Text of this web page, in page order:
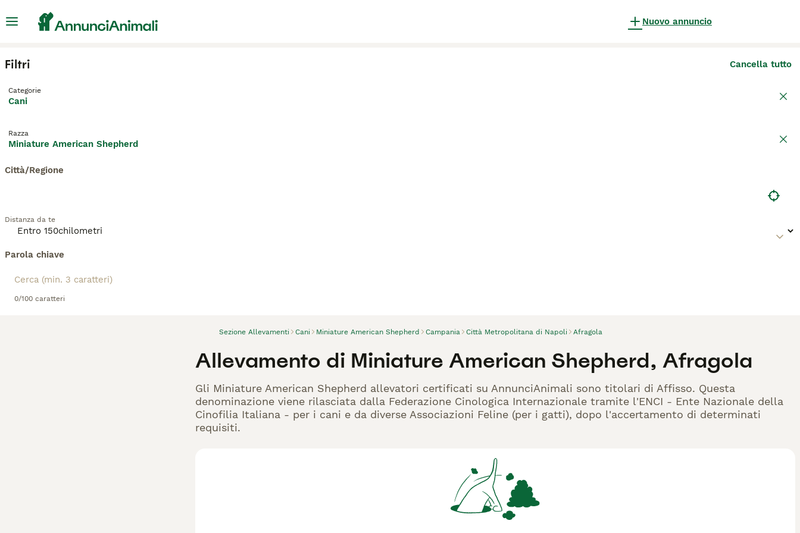
Nuovo annuncio
Filtri Cancella tutto
Categorie
Cani
Razza
Miniature American Shepherd
Città/Regione
Distanza da te
Parola chiave
0/100 caratteri
Sezione Allevamenti Cani Miniature American Shepherd Campania Città Metropolitana di Napoli Afragola
Allevamento di Miniature American Shepherd, Afragola
Gli Miniature American Shepherd allevatori certificati su AnnunciAnimali sono titolari di Affisso. Questa
denominazione viene rilasciata dalla Federazione Cinologica Internazionale tramite l'ENCI - Ente Nazionale della
Cinofilia Italiana - per i cani e da diverse Associazioni Feline (per i gatti), dopo l'accertamento di determinati
requisiti.